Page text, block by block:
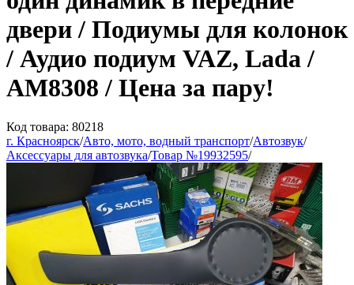
двери / Подиумы для колонок
/ Аудио подиум VAZ, Lada /
AM8308 / Цена за пару!
Код товара: 80218
г. Красноярск/Авто, мото, водный транспорт/Автозвук/
Аксессуары для автозвука/Товар №19932595/